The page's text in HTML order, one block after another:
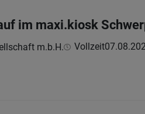
im maxi.kiosk
m.b.H. Vollzeit